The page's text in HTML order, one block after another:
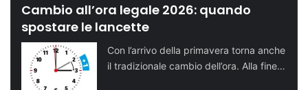
Cambio all’ora legale 2026: quando
spostare le lancette
Con l’arrivo della primavera torna anche
il tradizionale cambio dell’ora. Alla fine…